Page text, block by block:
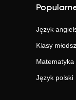
Język
Klasy
Matematyka
Język polski